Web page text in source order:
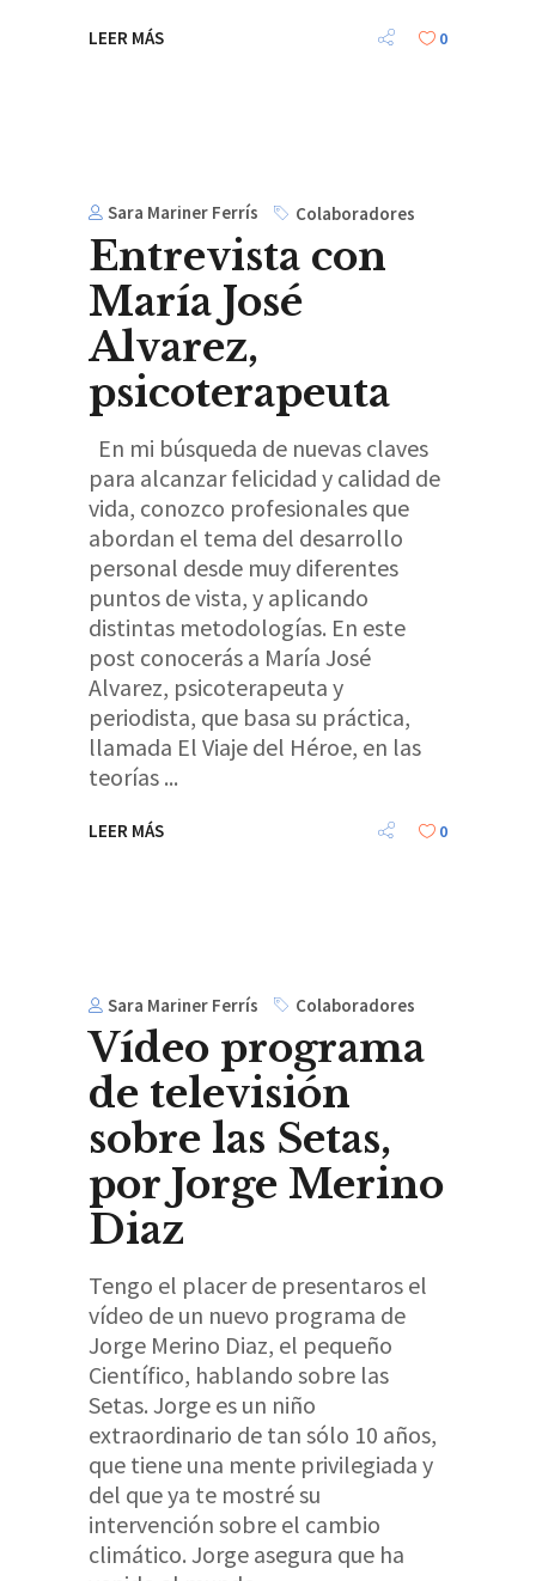
LEER MÁS 0
Sara Mariner Ferrís Colaboradores
Entrevista con
María José
Alvarez,
psicoterapeuta
En mi búsqueda de nuevas claves
para alcanzar felicidad y calidad de
vida, conozco profesionales que
abordan el tema del desarrollo
personal desde muy diferentes
puntos de vista, y aplicando
distintas metodologías. En este
post conocerás a María José
Alvarez, psicoterapeuta y
periodista, que basa su práctica,
llamada El Viaje del Héroe, en las
teorías
LEER MÁS 0
Sara Mariner Ferrís Colaboradores
Vídeo programa
de televisión
sobre las Setas,
por Jorge Merino
Diaz
Tengo el placer de presentaros el
vídeo de un nuevo programa de
Jorge Merino Diaz, el pequeño
Científico, hablando sobre las
Setas. Jorge es un niño
extraordinario de tan sólo 10 años,
que tiene una mente privilegiada y
del que ya te mostré su
intervención sobre el cambio
climático. Jorge asegura que ha